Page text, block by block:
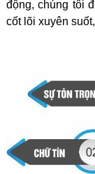
động, chúng tôi
cốt lõi xuyên